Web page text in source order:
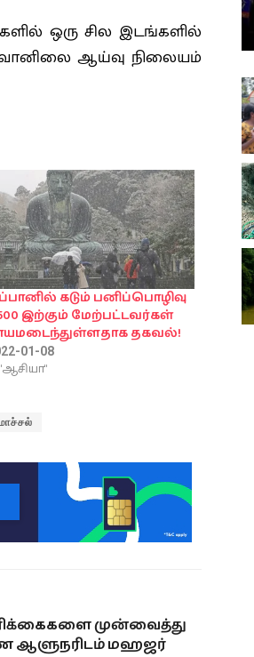
ஒரு சில இடங்களில்
வானிலை ஆய்வு நிலையம்
கடும் பனிப்பொழிவு
இற்கும் மேற்பட்டவர்கள்
தகவல்!
01-08
முன்வைத்து
ஆளுநரிடம் மஹஜர்